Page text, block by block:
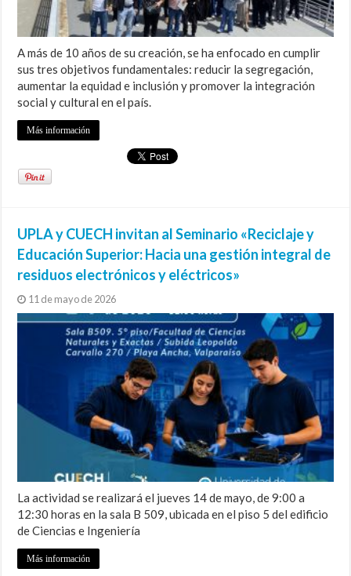
A más de 10 años de su creación, se ha enfocado en cumplir
sus tres objetivos fundamentales: reducir la segregación,
aumentar la equidad e inclusión y promover la integración
social y cultural en el país.
Más información
UPLA y CUECH invitan al Seminario «Reciclaje y
Educación Superior: Hacia una gestión integral de
residuos electrónicos y eléctricos»
11 de mayo de 2026
La actividad se realizará el jueves 14 de mayo, de 9:00 a
12:30 horas en la sala B 509, ubicada en el piso 5 del edificio
de Ciencias e Ingeniería
Más información